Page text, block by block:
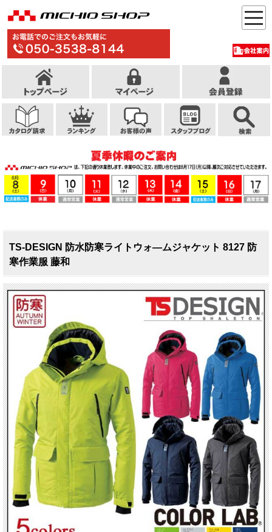
TS-DESIGN 防水防寒ライトウォ―ムジャケット 8127 防
寒作業服 藤和